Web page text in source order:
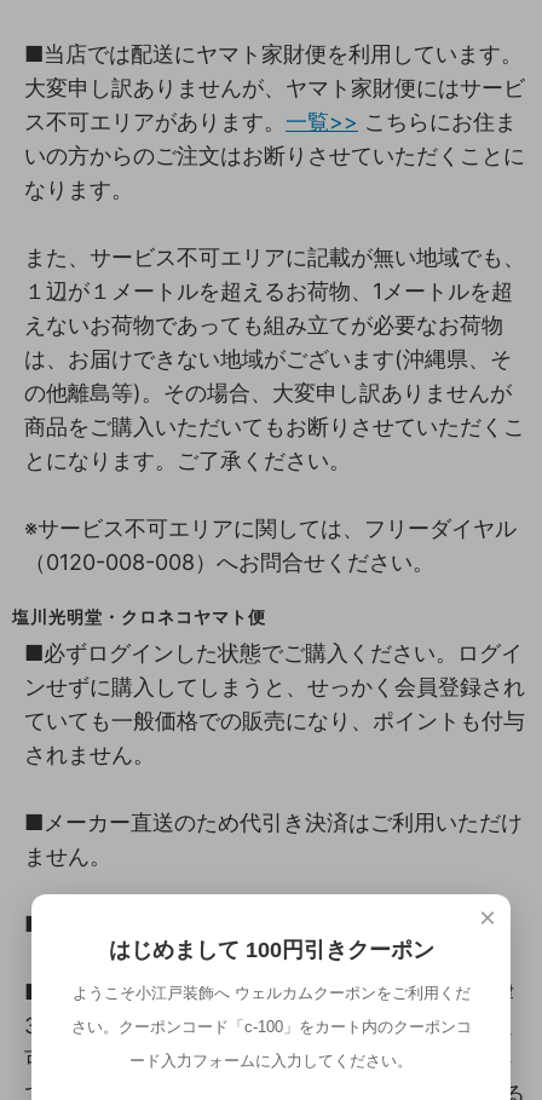
■当店では配送にヤマト家財便を利用しています。
大変申し訳ありませんが、ヤマト家財便にはサービ
ス不可エリアがあります。 一覧>> こちらにお住ま
いの方からのご注文はお断りさせていただくことに
なります。
また、サービス不可エリアに記載が無い地域でも、
１辺が１メートルを超えるお荷物、1メートルを超
えないお荷物であっても組み立てが必要なお荷物
は、お届けできない地域がございます(沖縄県、そ
の他離島等)。その場合、大変申し訳ありませんが
商品をご購入いただいてもお断りさせていただくこ
とになります。ご了承ください。
※サービス不可エリアに関しては、フリーダイヤル
（0120-008-008）へお問合せください。
塩川光明堂・クロネコヤマト便
■必ずログインした状態でご購入ください。ログイ
ンせずに購入してしまうと、せっかく会員登録され
ていても一般価格での販売になり、ポイントも付与
されません。
■メーカー直送のため代引き決済はご利用いただけ
ません。
■クロネコヤマト宅急便にて発送いたします。
■一部地域、北海道(一律3300円税込)・九州(一律
3300円税込)・沖縄(一律6600円税込)・離島(配送
可能の場合、別途お見積)を除き配送手数料は無料
です。但し、別途送料組立手数料が設定されている
×
はじめまして 100円引きクーポン
ようこそ小江戸装飾へ ウェルカムクーポンをご利用くだ
さい。クーポンコード「c-100」をカート内のクーポンコ
ード入力フォームに入力してください。